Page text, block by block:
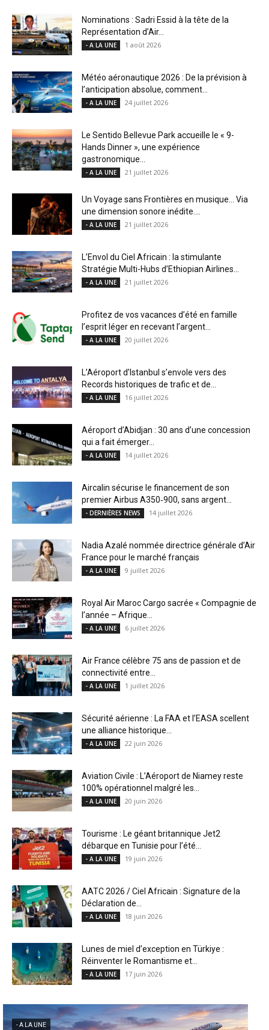
Nominations : Sadri Essid à la tête de la
Représentation d’Air...
- A LA UNE 1 août 2026
Météo aéronautique 2026 : De la prévision à
l’anticipation absolue, comment...
- A LA UNE 24 juillet 2026
Le Sentido Bellevue Park accueille le « 9-
Hands Dinner », une expérience
gastronomique...
- A LA UNE 21 juillet 2026
Un Voyage sans Frontières en musique… Via
une dimension sonore inédite....
- A LA UNE 21 juillet 2026
L’Envol du Ciel Africain : la stimulante
Stratégie Multi-Hubs d’Ethiopian Airlines...
- A LA UNE 21 juillet 2026
Profitez de vos vacances d’été en famille
l’esprit léger en recevant l’argent...
- A LA UNE 20 juillet 2026
L’Aéroport d’Istanbul s’envole vers des
Records historiques de trafic et de...
- A LA UNE 16 juillet 2026
Aéroport d’Abidjan : 30 ans d’une concession
qui a fait émerger...
- A LA UNE 14 juillet 2026
Aircalin sécurise le financement de son
premier Airbus A350‑900, sans argent...
- DERNIÈRES NEWS 14 juillet 2026
Nadia Azalé nommée directrice générale d’Air
France pour le marché français
- A LA UNE 9 juillet 2026
Royal Air Maroc Cargo sacrée « Compagnie de
l’année – Afrique...
- A LA UNE 6 juillet 2026
Air France célèbre 75 ans de passion et de
connectivité entre...
- A LA UNE 1 juillet 2026
Sécurité aérienne : La FAA et l’EASA scellent
une alliance historique...
- A LA UNE 22 juin 2026
Aviation Civile : L’Aéroport de Niamey reste
100% opérationnel malgré les...
- A LA UNE 20 juin 2026
Tourisme : Le géant britannique Jet2
débarque en Tunisie pour l’été...
- A LA UNE 19 juin 2026
AATC 2026 / Ciel Africain : Signature de la
Déclaration de...
- A LA UNE 18 juin 2026
Lunes de miel d’exception en Türkiye :
Réinventer le Romantisme et...
- A LA UNE 17 juin 2026
- A LA UNE